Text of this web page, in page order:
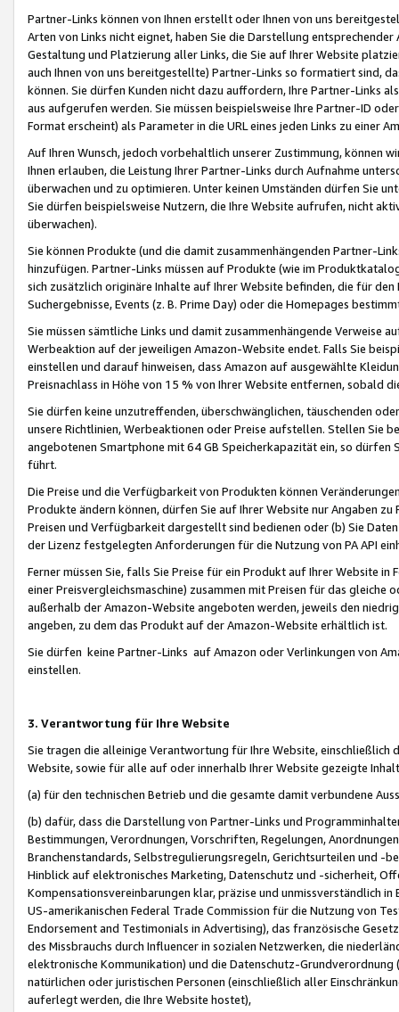
Partner-Links können von Ihnen erstellt oder Ihnen von uns
Arten von Links nicht eignet, haben Sie die Darstellung
Gestaltung und Platzierung aller Links, die Sie auf Ihrer Website
auch Ihnen von uns bereitgestellte) Partner-Links so formatiert sind,
können. Sie dürfen Kunden nicht dazu auffordern, Ihre Partner-Links
aus aufgerufen werden. Sie müssen beispielsweise Ihre Partner-ID
Format erscheint) als Parameter in die URL eines jeden Links zu einer
Auf Ihren Wunsch, jedoch vorbehaltlich unserer Zustimmung, können
Ihnen erlauben, die Leistung Ihrer Partner-Links durch Aufnahme
überwachen und zu optimieren. Unter keinen Umständen dürfen Sie
Sie dürfen beispielsweise Nutzern, die Ihre Website aufrufen, nicht
überwachen).
Sie können Produkte (und die damit zusammenhängenden Partner-
hinzufügen. Partner-Links müssen auf Produkte (wie im
sich zusätzlich originäre Inhalte auf Ihrer Website befinden, die für
Suchergebnisse, Events (z. B. Prime Day) oder die Homepages
Sie müssen sämtliche Links und damit zusammenhängende
Werbeaktion auf der jeweiligen Amazon-Website endet. Falls Sie
einstellen und darauf hinweisen, dass Amazon auf ausgewählte
Preisnachlass in Höhe von 15 % von Ihrer Website entfernen, sobald
Sie dürfen keine unzutreffenden, überschwänglichen, täuschenden
unsere Richtlinien, Werbeaktionen oder Preise aufstellen. Stellen Sie
angebotenen Smartphone mit 64 GB Speicherkapazität ein, so dürfen
führt.
Die Preise und die Verfügbarkeit von Produkten können
Produkte ändern können, dürfen Sie auf Ihrer Website nur Angaben
Preisen und Verfügbarkeit dargestellt sind bedienen oder (b) Sie
der Lizenz festgelegten Anforderungen für die Nutzung von PA API
Ferner müssen Sie, falls Sie Preise für ein Produkt auf Ihrer Website
einer Preisvergleichsmaschine) zusammen mit Preisen für das
außerhalb der Amazon-Website angeboten werden, jeweils den
angeben, zu dem das Produkt auf der Amazon-Website erhältlich ist.
Sie dürfen keine Partner-Links auf Amazon oder Verlinkungen von
einstellen.
3. Verantwortung für Ihre Website
Sie tragen die alleinige Verantwortung für Ihre Website,
Website, sowie für alle auf oder innerhalb Ihrer Website gezeigte
(a) für den technischen Betrieb und die gesamte damit verbundene
(b) dafür, dass die Darstellung von Partner-Links und
Bestimmungen, Verordnungen, Vorschriften, Regelungen,
Branchenstandards, Selbstregulierungsregeln, Gerichtsurteilen und -
Hinblick auf elektronisches Marketing, Datenschutz und -sicherheit,
Kompensationsvereinbarungen klar, präzise und unmissverständlich
US-amerikanischen Federal Trade Commission für die Nutzung von
Endorsement and Testimonials in Advertising), das französische
des Missbrauchs durch Influencer in sozialen Netzwerken, die
elektronische Kommunikation) und die Datenschutz-
natürlichen oder juristischen Personen (einschließlich aller
auferlegt werden, die Ihre Website hostet),